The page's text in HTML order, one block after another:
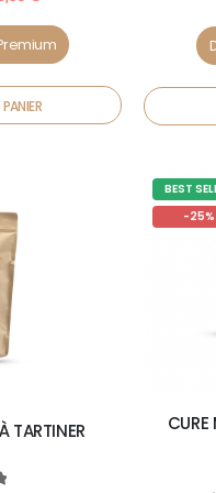
TARTINER
BEST
-25%
CURE